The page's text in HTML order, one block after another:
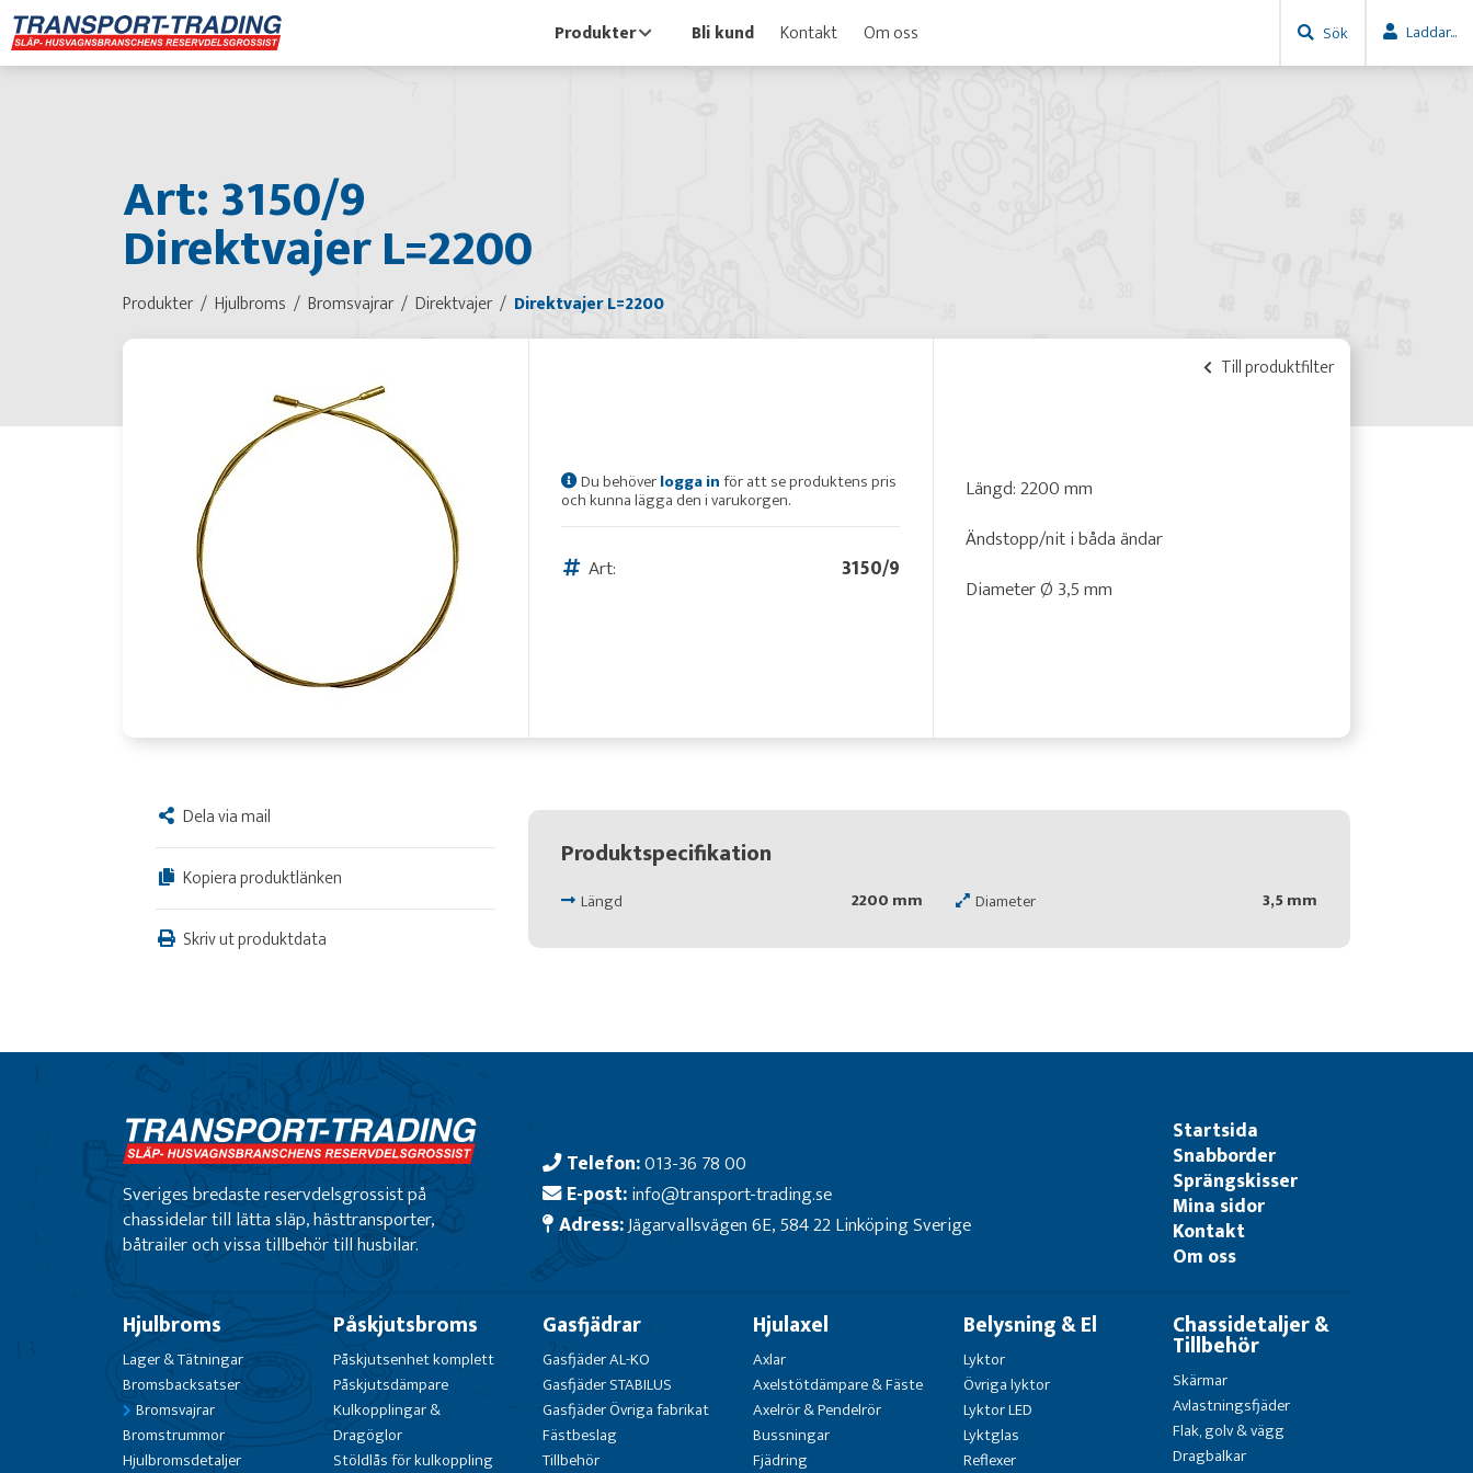
Produkter Bli kund Kontakt Om oss Sök Laddar...
Art: 3150/9
Direktvajer L=2200
Produkter Hjulbroms Bromsvajrar Direktvajer Direktvajer L=2200
Till produktfilter
Du behöverlogga inför att se produktens pris
och kunna lägga den i varukorgen.
Art: 3150/9
Längd: 2200 mm
Ändstopp/nit i båda ändar
Diameter Ø 3,5 mm
Dela via mail
Kopiera produktlänken
Skriv ut produktdata
Produktspecifikation
Längd 2200 mm Diameter 3,5 mm
Sveriges bredaste reservdelsgrossist på
chassidelar till lätta släp, hästtransporter,
båtrailer och vissa tillbehör till husbilar.
Telefon:013-36 78 00
E-post:info@transport-trading.se
Adress:Jägarvallsvägen 6E, 584 22 Linköping Sverige
Startsida
Snabborder
Sprängskisser
Mina sidor
Kontakt
Om oss
Hjulbroms
Lager & Tätningar
Bromsbacksatser
Bromsvajrar
Bromstrummor
Hjulbromsdetaljer
Påskjutsbroms
Påskjutsenhet komplett
Påskjutsdämpare
Kulkopplingar &
Dragöglor
Stöldlås för kulkoppling
Gasfjädrar
Gasfjäder AL-KO
Gasfjäder STABILUS
Gasfjäder Övriga fabrikat
Fästbeslag
Tillbehör
Hjulaxel
Axlar
Axelstötdämpare & Fäste
Axelrör & Pendelrör
Bussningar
Fjädring
Belysning & El
Lyktor
Övriga lyktor
Lyktor LED
Lyktglas
Reflexer
Chassidetaljer &
Tillbehör
Skärmar
Avlastningsfjäder
Flak, golv & vägg
Dragbalkar